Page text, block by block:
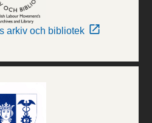
arkiv och bibliotek